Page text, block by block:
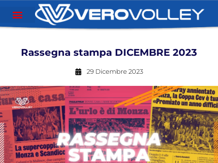
Rassegna stampa DICEMBRE 2023
29 Dicembre 2023